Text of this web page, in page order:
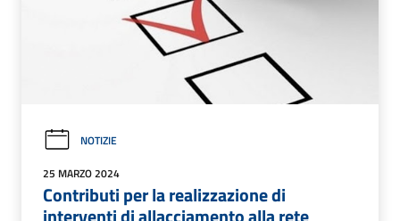
NOTIZIE
25 MARZO 2024
Contributi per la realizzazione di